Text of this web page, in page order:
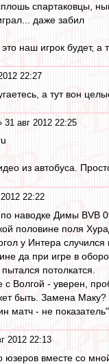
спартаковцы,
даже забил
это наш игрок будет,
22:27
а тут вон
31 авг 2012 22:25
из автобуса.
22:22
наводке Димы BVB
половине поля
у Интера случился
да при игре в
потолкатся.
с Волгой - уверен,
быть. Замена Маку?
матч - не
2012 22:13
юзеров вместе со